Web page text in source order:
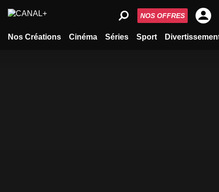
Nos Créations Cinéma Séries Sport
NOS OFFRES